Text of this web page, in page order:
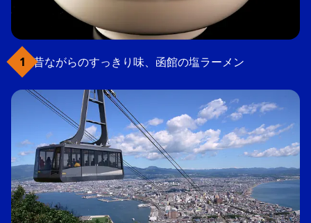
昔ながらのすっきり味、函館の塩ラーメン